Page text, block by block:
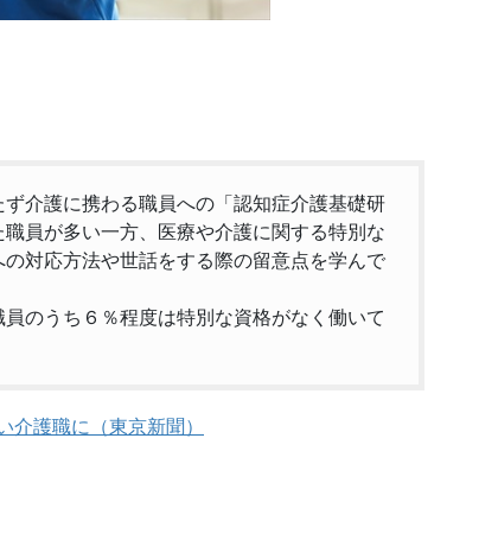
介護に携わる職員への「認知症介護基礎研
員が多い一方、医療や介護に関する特別な
対応方法や世話をする際の留意点を学んで
のうち６％程度は特別な資格がなく働いて
護職に（東京新聞）